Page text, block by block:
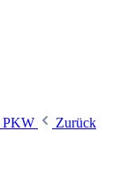
PKW
Zurück